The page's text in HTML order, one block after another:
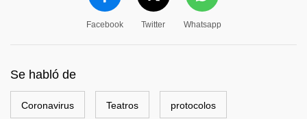
Facebook Twitter Whatsapp
Se habló de
Coronavirus Teatros protocolos